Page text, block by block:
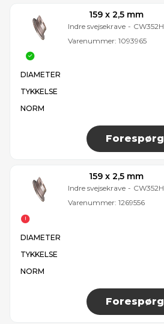
159 x 2,5 mm
Indre svejsekrave - CW352H
Varenummer: 1093965
DIAMETER
TYKKELSE
NORM
Forespørg
159 x 2,5 mm
Indre svejsekrave - CW352H
Varenummer: 1269556
DIAMETER
TYKKELSE
NORM
Forespørg